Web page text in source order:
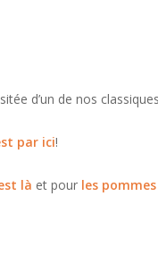
d’un de nos
par ici!
là et pour les